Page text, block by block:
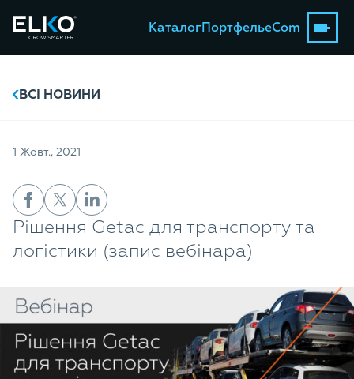
КаталогПортфельeCom
ВСІ НОВИНИ
1 Жовт., 2021
Рішення Getac для транспорту та
логістики (запис вебінара)